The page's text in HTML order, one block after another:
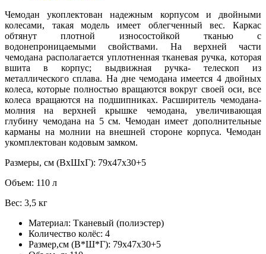
Чемодан укоплектован надежным корпусом и двойными
колесами, такая модель имеет облегченный вес. Каркас
обтянут плотной износостойкой тканью с
водонепроницаемыми свойствами. На верхней части
чемодана располагается уплотненная тканевая ручка, которая
вшита в корпус; выдвижная ручка- телескоп из
металлического сплава. На дне чемодана имеется 4 двойных
колеса, которые полностью вращаются вокруг своей оси, все
колеса вращаются на подшипниках. Расширитель чемодана-
молния на верхней крышке чемодана, увеличивающая
глубину чемодана на 5 см. Чемодан имеет дополнительные
карманы на молнии на внешней стороне корпуса. Чемодан
укомплектован кодовым замком.
Размеры, см (ВхШхГ): 79х47х30+5
Объем: 110 л
Вес: 3,5 кг
Материал: Тканевый (полиэстер)
Количество колёс: 4
Размер,см (В*Ш*Г): 79х47х30+5